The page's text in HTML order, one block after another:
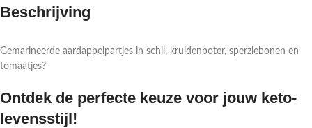
Beschrijving
Gemarineerde aardappelpartjes in schil, kruidenboter, sperziebonen en
tomaatjes?
Ontdek de perfecte keuze voor jouw keto-
levensstijl!